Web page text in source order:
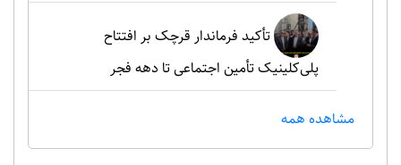
تأکید فرماندار قرچک بر افتتاح
پلی‌کلینیک تأمین اجتماعی تا دهه فجر
مشاهده همه